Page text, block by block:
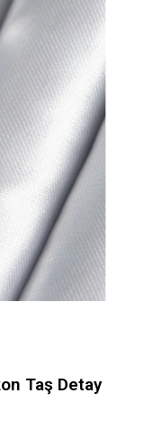
Taş Detay